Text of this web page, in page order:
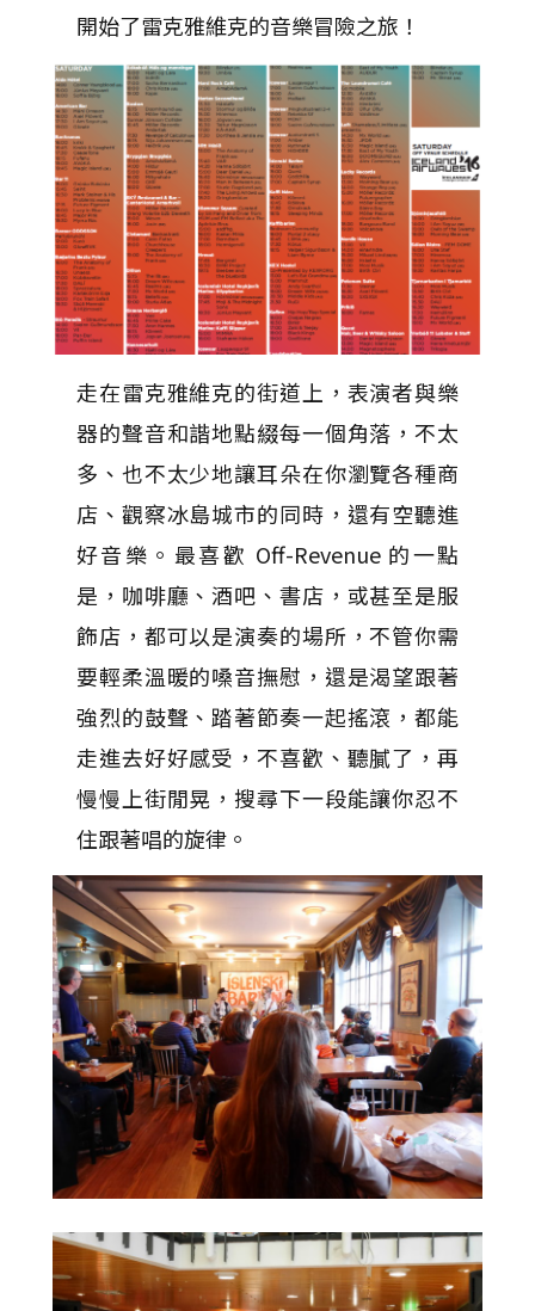
開始了雷克雅維克的音樂冒險之旅！
走在雷克雅維克的街道上，表演者與樂
器的聲音和諧地點綴每一個角落，不太
多、也不太少地讓耳朵在你瀏覽各種商
店、觀察冰島城市的同時，還有空聽進
好音樂。最喜歡 Off-Revenue 的一點
是，咖啡廳、酒吧、書店，或甚至是服
飾店，都可以是演奏的場所，不管你需
要輕柔溫暖的嗓音撫慰，還是渴望跟著
強烈的鼓聲、踏著節奏一起搖滾，都能
走進去好好感受，不喜歡、聽膩了，再
慢慢上街閒晃，搜尋下一段能讓你忍不
住跟著唱的旋律。